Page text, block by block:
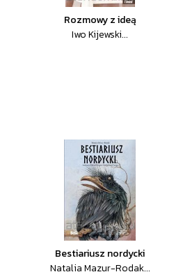
Rozmowy z ideą
Iwo Kijewski...
Bestiariusz nordycki
Natalia Mazur-Rodak...